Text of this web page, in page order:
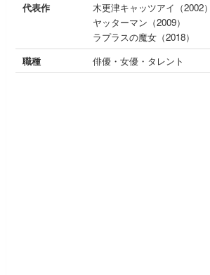
代表作
木更津キャッツアイ（2002）
ヤッターマン（2009）
ラプラスの魔女（2018）
職種
俳優・女優・タレント